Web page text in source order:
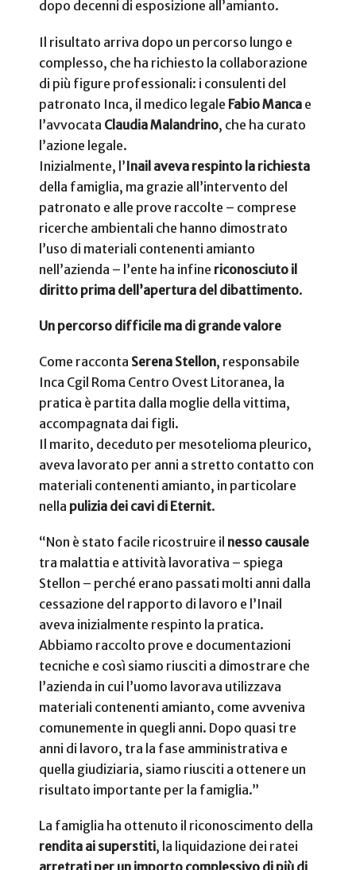
dopo decenni di esposizione all’amianto.
Il risultato arriva dopo un percorso lungo e
complesso, che ha richiesto la collaborazione
di più figure professionali: i consulenti del
patronato Inca, il medico legale Fabio Manca e
l’avvocata Claudia Malandrino, che ha curato
l’azione legale.
Inizialmente, l’Inail aveva respinto la richiesta
della famiglia, ma grazie all’intervento del
patronato e alle prove raccolte – comprese
ricerche ambientali che hanno dimostrato
l’uso di materiali contenenti amianto
nell’azienda – l’ente ha infine riconosciuto il
diritto prima dell’apertura del dibattimento.
Un percorso difficile ma di grande valore
Come racconta Serena Stellon, responsabile
Inca Cgil Roma Centro Ovest Litoranea, la
pratica è partita dalla moglie della vittima,
accompagnata dai figli.
Il marito, deceduto per mesotelioma pleurico,
aveva lavorato per anni a stretto contatto con
materiali contenenti amianto, in particolare
nella pulizia dei cavi di Eternit.
“Non è stato facile ricostruire il nesso causale
tra malattia e attività lavorativa – spiega
Stellon – perché erano passati molti anni dalla
cessazione del rapporto di lavoro e l’Inail
aveva inizialmente respinto la pratica.
Abbiamo raccolto prove e documentazioni
tecniche e così siamo riusciti a dimostrare che
l’azienda in cui l’uomo lavorava utilizzava
materiali contenenti amianto, come avveniva
comunemente in quegli anni. Dopo quasi tre
anni di lavoro, tra la fase amministrativa e
quella giudiziaria, siamo riusciti a ottenere un
risultato importante per la famiglia.”
La famiglia ha ottenuto il riconoscimento della
rendita ai superstiti, la liquidazione dei ratei